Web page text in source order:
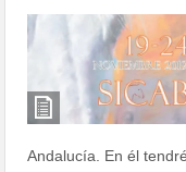
Andalucía. En él